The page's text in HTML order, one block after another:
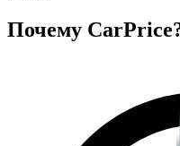
Почему